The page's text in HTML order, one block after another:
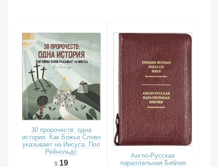
30 пророчеств: одна
история. Как Божье Слово
указывает на Иисуса. Пол
Рейнольдс
19
Англо-Русская
параллельная Библия